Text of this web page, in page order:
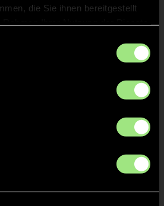
die Sie ihnen bereitgestellt
FELDTOR